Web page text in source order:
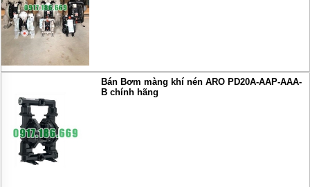
Bán Bơm màng khí nén ARO PD20A-AAP-AAA-
B chính hãng